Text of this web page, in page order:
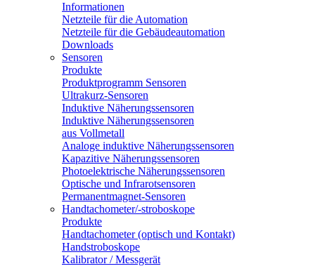
Informationen
Netzteile für die Automation
Netzteile für die Gebäudeautomation
Downloads
Sensoren
Produkte
Produktprogramm Sensoren
Ultrakurz-Sensoren
Induktive Näherungssensoren
Induktive Näherungssensoren
aus Vollmetall
Analoge induktive Näherungssensoren
Kapazitive Näherungssensoren
Photoelektrische Näherungssensoren
Optische und Infrarotsensoren
Permanentmagnet-Sensoren
Handtachometer/-stroboskope
Produkte
Handtachometer (optisch und Kontakt)
Handstroboskope
Kalibrator / Messgerät